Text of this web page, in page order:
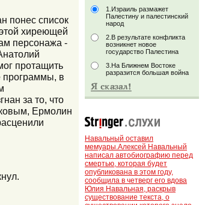
понес список
хиреющей
персонажа -
протащить
программы, в
за то, что
Ермолин
1.Израиль размажет
Палестину и палестинский
народ
2.В результате конфликта
возникнет новое
государство Палестина
3.На Ближнем Востоке
разразится большая война
Навальный оставил
мемуары.Алексей Навальный
написал автобиографию перед
смертью, которая будет
опубликована в этом году,
сообщила в четверг его вдова
Юлия Навальная, раскрыв
существование текста, о